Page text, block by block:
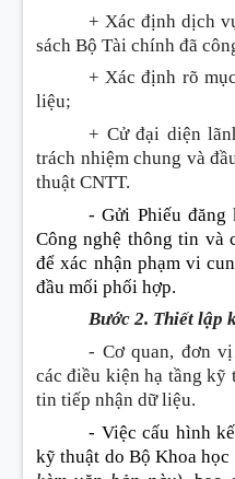
+ Xác định dịch
sách Bộ Tài chính đã
+ Xác định rõ
liệu;
+ Cử đại diện
trách nhiệm chung và
thuật CNTT.
- Gửi Phiếu
Công nghệ thông tin và
để xác nhận phạm vi
đầu mối phối hợp.
Bước 2. Thiết lập
- Cơ quan, đơn
các điều kiện hạ tầng
tin tiếp nhận dữ liệu.
- Việc cấu hình
kỹ thuật do Bộ Khoa học